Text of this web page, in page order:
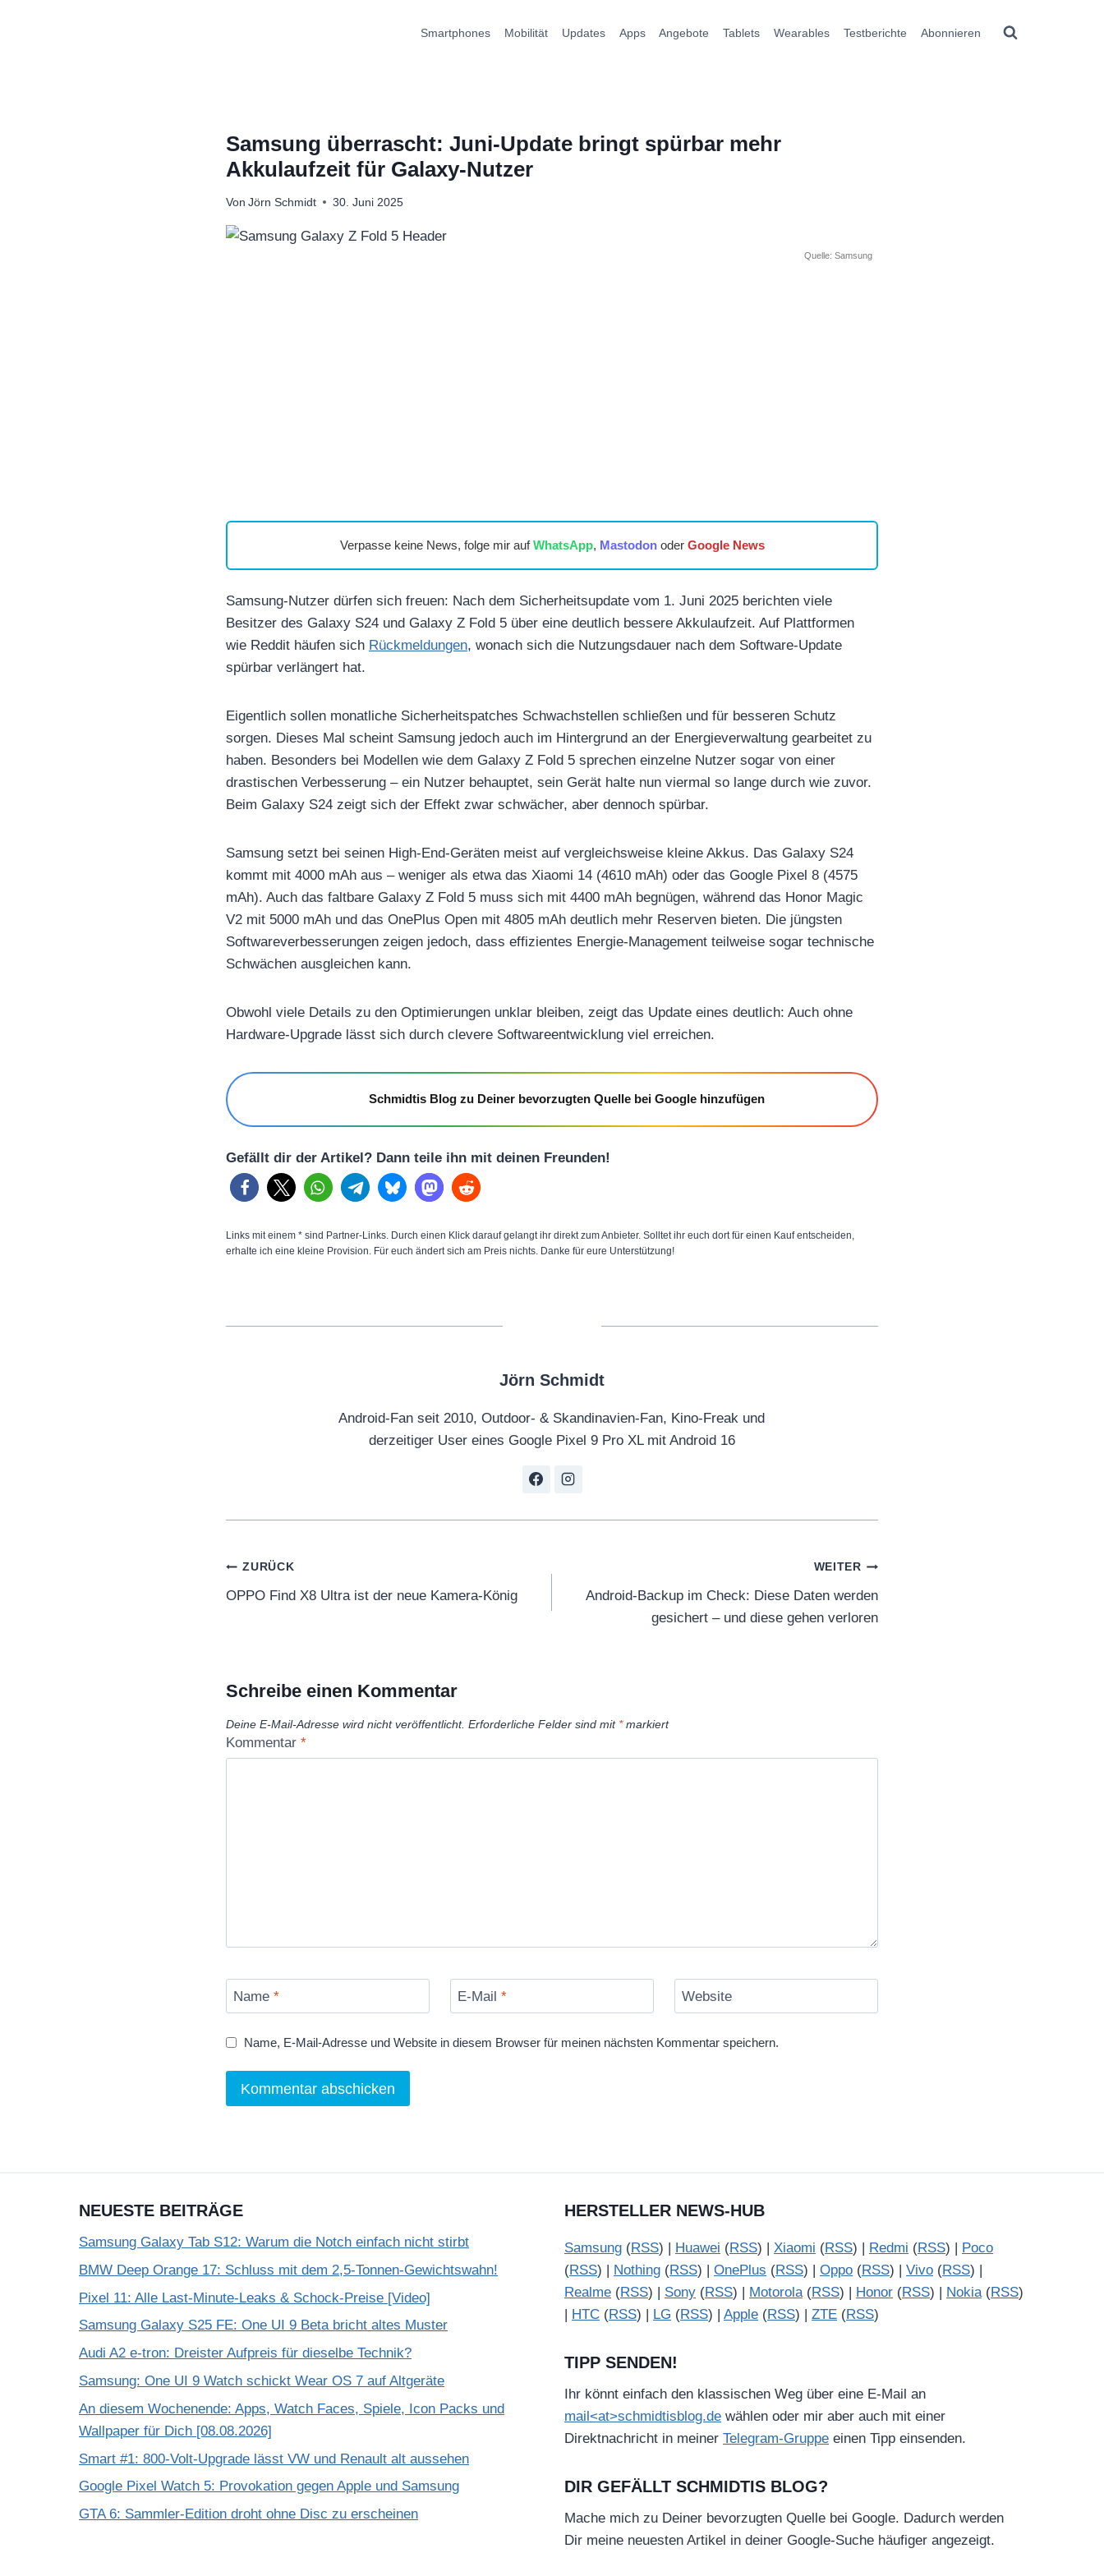
Smartphones Mobilität Updates Apps Angebote Tablets Wearables Testberichte Abonnieren
Samsung überrascht: Juni-Update bringt spürbar mehr
Akkulaufzeit für Galaxy-Nutzer
Von Jörn Schmidt 30. Juni 2025
Quelle: Samsung
Verpasse keine News, folge mir aufWhatsApp, Mastodonoder Google News
Samsung-Nutzer dürfen sich freuen: Nach dem Sicherheitsupdate vom 1. Juni 2025 berichten viele
Besitzer des Galaxy S24 und Galaxy Z Fold 5 über eine deutlich bessere Akkulaufzeit. Auf Plattformen
wie Reddit häufen sich Rückmeldungen, wonach sich die Nutzungsdauer nach dem Software-Update
spürbar verlängert hat.
Eigentlich sollen monatliche Sicherheitspatches Schwachstellen schließen und für besseren Schutz
sorgen. Dieses Mal scheint Samsung jedoch auch im Hintergrund an der Energieverwaltung gearbeitet zu
haben. Besonders bei Modellen wie dem Galaxy Z Fold 5 sprechen einzelne Nutzer sogar von einer
drastischen Verbesserung – ein Nutzer behauptet, sein Gerät halte nun viermal so lange durch wie zuvor.
Beim Galaxy S24 zeigt sich der Effekt zwar schwächer, aber dennoch spürbar.
Samsung setzt bei seinen High-End-Geräten meist auf vergleichsweise kleine Akkus. Das Galaxy S24
kommt mit 4000 mAh aus – weniger als etwa das Xiaomi 14 (4610 mAh) oder das Google Pixel 8 (4575
mAh). Auch das faltbare Galaxy Z Fold 5 muss sich mit 4400 mAh begnügen, während das Honor Magic
V2 mit 5000 mAh und das OnePlus Open mit 4805 mAh deutlich mehr Reserven bieten. Die jüngsten
Softwareverbesserungen zeigen jedoch, dass effizientes Energie-Management teilweise sogar technische
Schwächen ausgleichen kann.
Obwohl viele Details zu den Optimierungen unklar bleiben, zeigt das Update eines deutlich: Auch ohne
Hardware-Upgrade lässt sich durch clevere Softwareentwicklung viel erreichen.
Schmidtis Blog zu Deiner bevorzugten Quelle bei Google hinzufügen
Gefällt dir der Artikel? Dann teile ihn mit deinen Freunden!
Links mit einem * sind Partner-Links. Durch einen Klick darauf gelangt ihr direkt zum Anbieter. Solltet ihr euch dort für einen Kauf entscheiden,
erhalte ich eine kleine Provision. Für euch ändert sich am Preis nichts. Danke für eure Unterstützung!
Jörn Schmidt
Android-Fan seit 2010, Outdoor- & Skandinavien-Fan, Kino-Freak und
derzeitiger User eines Google Pixel 9 Pro XL mit Android 16
Beitragsnavigation
ZURÜCK
OPPO Find X8 Ultra ist der neue Kamera-König
WEITER
Android-Backup im Check: Diese Daten werden
gesichert – und diese gehen verloren
Schreibe einen Kommentar
Deine E-Mail-Adresse wird nicht veröffentlicht. Erforderliche Felder sind mit *markiert
Kommentar *
Name * E-Mail * Website
Name, E-Mail-Adresse und Website in diesem Browser für meinen nächsten Kommentar speichern.
NEUESTE BEITRÄGE
Samsung Galaxy Tab S12: Warum die Notch einfach nicht stirbt
BMW Deep Orange 17: Schluss mit dem 2,5-Tonnen-Gewichtswahn!
Pixel 11: Alle Last-Minute-Leaks & Schock-Preise [Video]
Samsung Galaxy S25 FE: One UI 9 Beta bricht altes Muster
Audi A2 e-tron: Dreister Aufpreis für dieselbe Technik?
Samsung: One UI 9 Watch schickt Wear OS 7 auf Altgeräte
An diesem Wochenende: Apps, Watch Faces, Spiele, Icon Packs und
Wallpaper für Dich [08.08.2026]
Smart #1: 800-Volt-Upgrade lässt VW und Renault alt aussehen
Google Pixel Watch 5: Provokation gegen Apple und Samsung
GTA 6: Sammler-Edition droht ohne Disc zu erscheinen
HERSTELLER NEWS-HUB
Samsung (RSS) | Huawei (RSS) | Xiaomi (RSS) | Redmi (RSS) | Poco
(RSS) | Nothing (RSS) | OnePlus (RSS) | Oppo (RSS) | Vivo (RSS) |
Realme (RSS) | Sony (RSS) | Motorola(RSS) | Honor (RSS) | Nokia(RSS)
| HTC (RSS) | LG (RSS) | Apple (RSS) | ZTE (RSS)
TIPP SENDEN!
Ihr könnt einfach den klassischen Weg über eine E-Mail an
mail<at>schmidtisblog.de wählen oder mir aber auch mit einer
Direktnachricht in meiner Telegram-Gruppe einen Tipp einsenden.
DIR GEFÄLLT SCHMIDTIS BLOG?
Mache mich zu Deiner bevorzugten Quelle bei Google. Dadurch werden
Dir meine neuesten Artikel in deiner Google-Suche häufiger angezeigt.